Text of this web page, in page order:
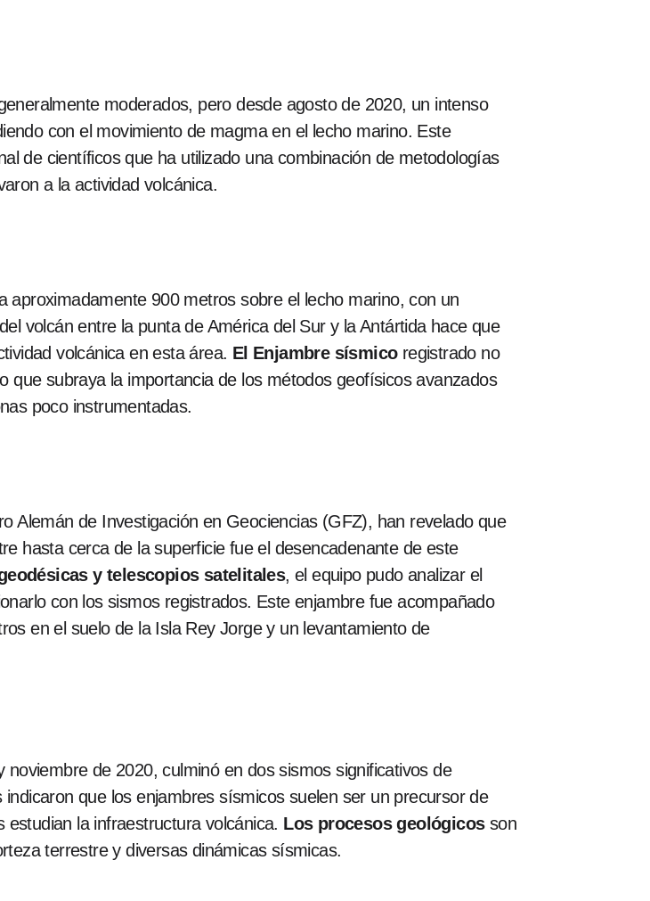
moderados, pero desde agosto de 2020, un intenso
con el movimiento de magma en el lecho marino. Este
de científicos que ha utilizado una combinación de metodologías
a la actividad volcánica.
900 metros sobre el lecho marino, con un
volcán entre la punta de América del Sur y la Antártida hace que
volcánica en esta área. El Enjambre sísmicoregistrado no
que subraya la importancia de los métodos geofísicos avanzados
poco instrumentadas.
Alemán de Investigación en Geociencias (GFZ), han revelado que
hasta cerca de la superficie fue el desencadenante de este
y telescopios satelitales, el equipo pudo analizar el
con los sismos registrados. Este enjambre fue acompañado
en el suelo de la Isla Rey Jorge y un levantamiento de
de 2020, culminó en dos sismos significativos de
que los enjambres sísmicos suelen ser un precursor de
la infraestructura volcánica. Los procesos geológicosson
terrestre y diversas dinámicas sísmicas.